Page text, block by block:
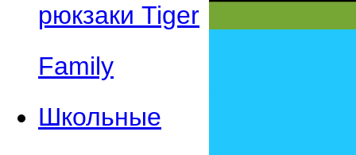
рюкзаки Tiger
Family
Школьные